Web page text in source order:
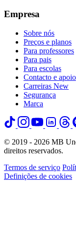
Empresa
Sobre nós
Preços e planos
Para professores
Para pais
Para escolas
Contacto e apoio
Carreiras New
Segurança
Marca
© 2019 - 2026 MB
direitos reservados.
Termos de serviço
Definições de cookies